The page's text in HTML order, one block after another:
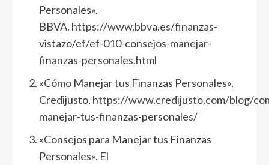
Personales».
BBVA. https://www.bbva.es/finanzas-
vistazo/ef/ef-010-consejos-manejar-
finanzas-personales.html
«Cómo Manejar tus Finanzas Personales».
Credijusto. https://www.credijusto.com/blog/
manejar-tus-finanzas-personales/
«Consejos para Manejar tus Finanzas
Personales». El